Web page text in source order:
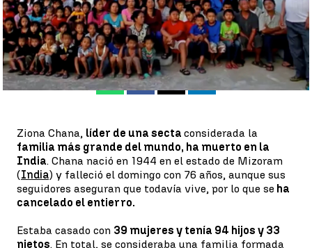
Antena 3 Noticias
Publicado:15 de junio de 2021, 19:13
WhatsappFacebook
X Linkedin
Ziona Chana, líder de una secta considerada la
familia más grande del mundo, ha muerto en la
India. Chana nació en 1944 en el estado de Mizoram
(India) y falleció el domingo con 76 años, aunque sus
seguidores aseguran que todavía vive, por lo que se ha
cancelado el entierro.
Estaba casado con 39 mujeres y tenía 94 hijos y 33
nietos. En total, se consideraba una familia formada